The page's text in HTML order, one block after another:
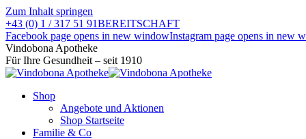
Zum Inhalt springen
+43 (0) 1 / 317 51 91BEREITSCHAFT
Facebook page opens in new windowInstagram page opens in new
Vindobona Apotheke
Für Ihre Gesundheit – seit 1910
Shop
Angebote und Aktionen
Shop Startseite
Familie & Co